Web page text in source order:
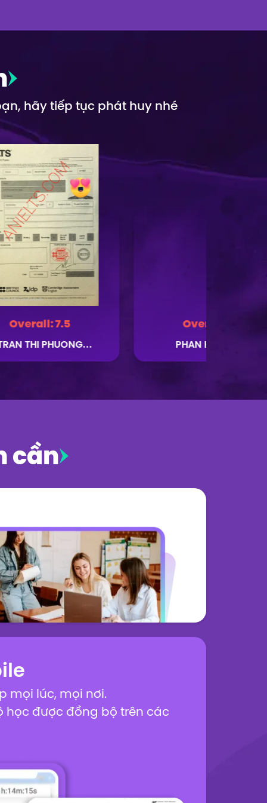
hãy tiếp tục phát huy nhé
Overall:7.5
THI PHUONG
NHUNG
Overall:
PHAN HA THANH
cần
mọi lúc, mọi nơi.
học được đồng bộ trên các